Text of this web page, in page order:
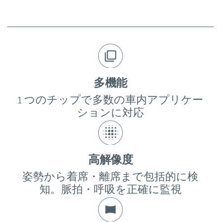
多機能
1 つのチップで多数の車内アプリケー
ションに対応
高解像度
姿勢から着席・離席まで包括的に検
知。脈拍・呼吸を正確に監視